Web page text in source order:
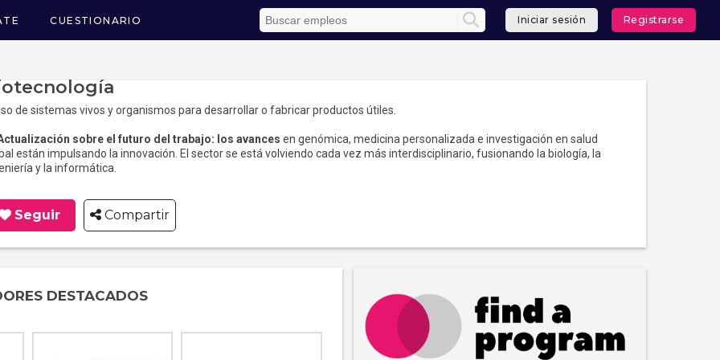
CUESTIONARIO Iniciar sesión Registrarse
de sistemas vivos y organismos para desarrollar o fabricar productos útiles.
sobre el futuro del trabajo: los avances en genómica, medicina personalizada e investigación en salud
están impulsando la innovación. El sector se está volviendo cada vez más interdisciplinario, fusionando la biología, la
y la informática.
Seguir Compartir
DESTACADOS